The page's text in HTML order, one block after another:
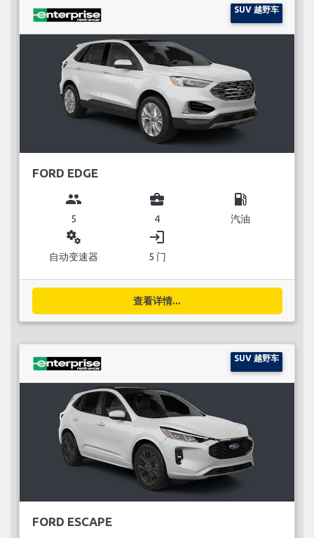
SUV 越野车
FORD EDGE
group
5
business_center
4
local_gas_station
汽油
miscellaneous_services
自动变速器
login
5 门
查看详情...
SUV 越野车
FORD ESCAPE